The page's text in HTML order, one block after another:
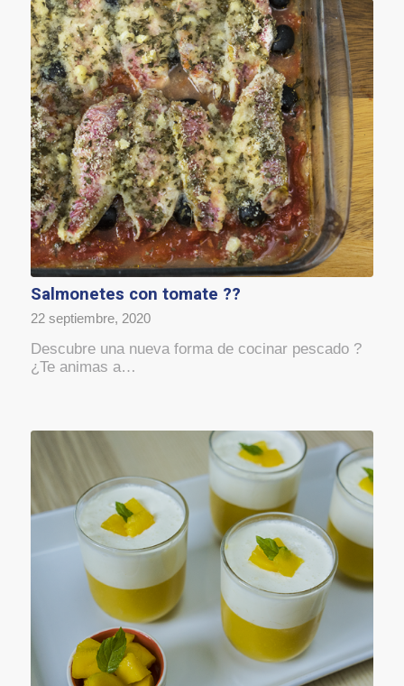
Salmonetes con tomate ??
22 septiembre, 2020
Descubre una nueva forma de cocinar pescado ?
¿Te animas a…